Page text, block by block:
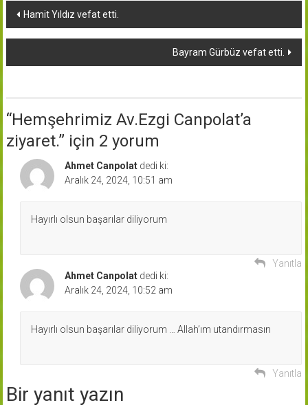
Yazı
dolaşımı
Hamit Yıldız vefat etti.
Bayram Gürbüz vefat etti.
“Hemşehrimiz Av.Ezgi Canpolat’a
ziyaret.” için 2 yorum
Ahmet Canpolat dedi ki:
Aralık 24, 2024, 10:51 am
Hayırlı olsun başarılar diliyorum
Yanıtla
Ahmet Canpolat dedi ki:
Aralık 24, 2024, 10:52 am
Hayırlı olsun başarılar diliyorum … Allah’ım utandırmasın
Yanıtla
Bir yanıt yazın